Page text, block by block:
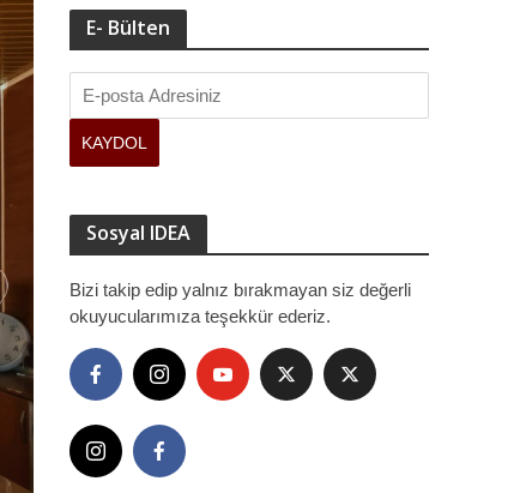
E- Bülten
Sosyal IDEA
Bizi takip edip yalnız bırakmayan siz değerli
okuyucularımıza teşekkür ederiz.